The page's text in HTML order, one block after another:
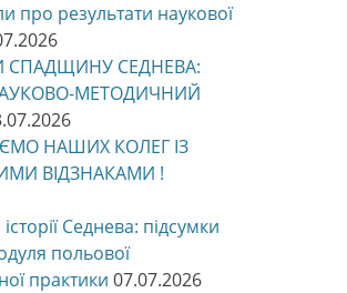
про результати наукової
СЕДНЕВА:
МЕТОДИЧНИЙ
НАШИХ КОЛЕГ ІЗ
ВІДЗНАКАМИ !
Седнева: підсумки
польової
практики 07.07.2026